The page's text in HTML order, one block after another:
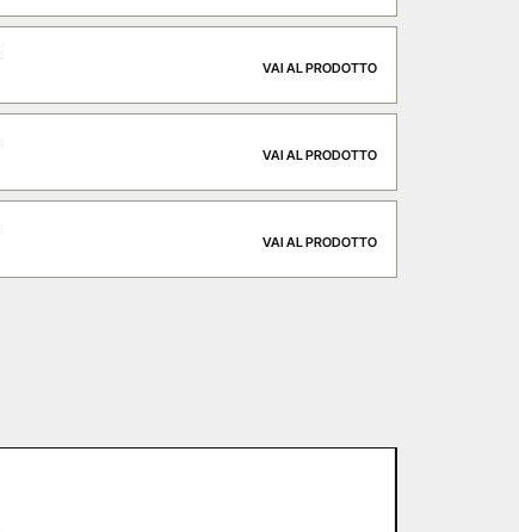
VAI AL PRODOTTO
VAI AL PRODOTTO
VAI AL PRODOTTO